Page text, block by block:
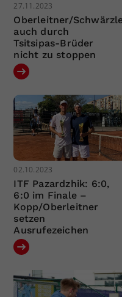
27.11.2023
Oberleitner/
auch durch
Tsitsipas-Brüder
nicht zu stoppen
02.10.2023
ITF Pazardzhik: 6:0,
6:0 im Finale –
Kopp/Oberleitner
setzen
Ausrufezeichen